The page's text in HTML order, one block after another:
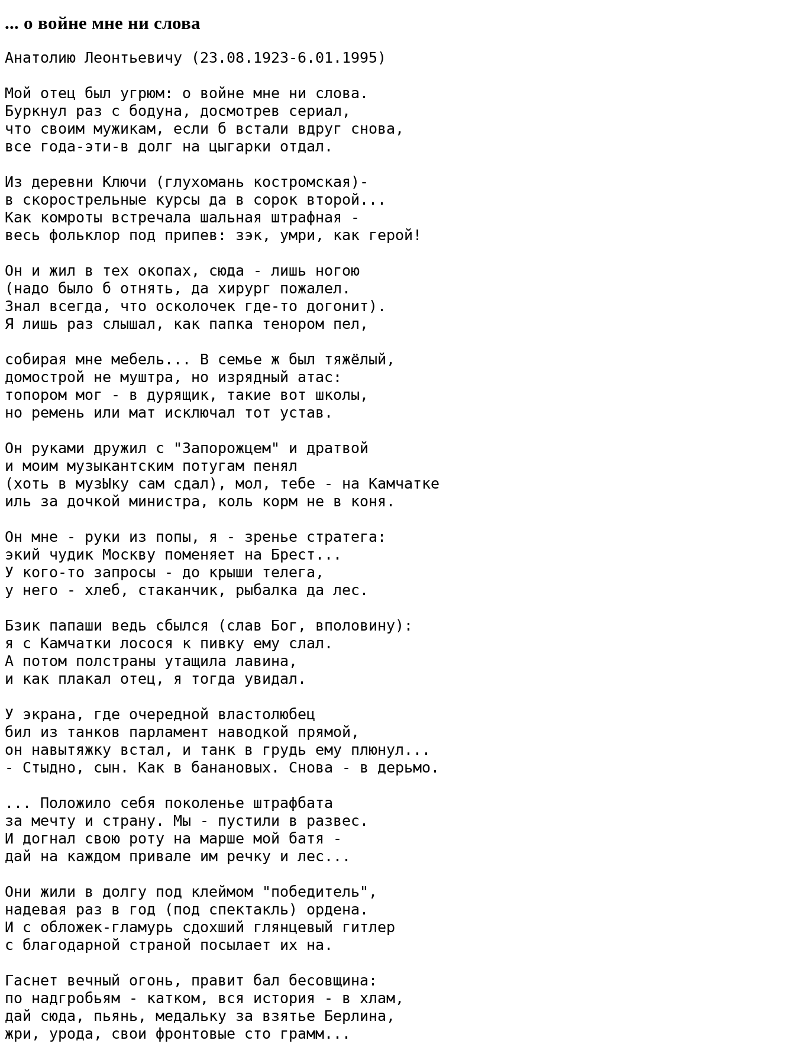
... о войне мне ни слова
Анатолию Леонтьевичу (23.08.1923-6.01.1995)
Мой отец был угрюм: о войне мне ни слова.
Буркнул раз с бодуна, досмотрев сериал,
что своим мужикам, если б встали вдруг снова,
все года-эти-в долг на цыгарки отдал.
Из деревни Ключи (глухомань костромская)-
в скорострельные курсы да в сорок второй...
Как комроты встречала шальная штрафная -
весь фольклор под припев: зэк, умри, как герой!
Он и жил в тех окопах, сюда - лишь ногою
(надо было б отнять, да хирург пожалел.
Знал всегда, что осколочек где-то догонит).
Я лишь раз слышал, как папка тенором пел,
собирая мне мебель... В семье ж был тяжёлый,
домострой не муштра, но изрядный атас:
топором мог - в дурящик, такие вот школы,
но ремень или мат исключал тот устав.
Он руками дружил с "Запорожцем" и дратвой
и моим музыкантским потугам пенял
(хоть в музЫку сам сдал), мол, тебе - на Камчатке
иль за дочкой министра, коль корм не в коня.
Он мне - руки из попы, я - зренье стратега:
экий чудик Москву поменяет на Брест...
У кого-то запросы - до крыши телега,
у него - хлеб, стаканчик, рыбалка да лес.
Бзик папаши ведь сбылся (слав Бог, вполовину):
я с Камчатки лосося к пивку ему слал.
А потом полстраны утащила лавина,
и как плакал отец, я тогда увидал.
У экрана, где очередной властолюбец
бил из танков парламент наводкой прямой,
он навытяжку встал, и танк в грудь ему плюнул...
- Стыдно, сын. Как в банановых. Снова - в дерьмо.
... Положило себя поколенье штрафбата
за мечту и страну. Мы - пустили в развес.
И догнал свою роту на марше мой батя -
дай на каждом привале им речку и лес...
Они жили в долгу под клеймом "победитель",
надевая раз в год (под спектакль) ордена.
И с обложек-гламурь сдохший глянцевый гитлер
с благодарной страной посылает их на.
Гаснет вечный огонь, правит бал бесовщина:
по надгробьям - катком, вся история - в хлам,
дай сюда, пьянь, медальку за взятье Берлина,
жри, урода, свои фронтовые сто грамм...